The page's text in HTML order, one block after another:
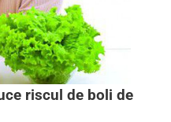
riscul de boli de